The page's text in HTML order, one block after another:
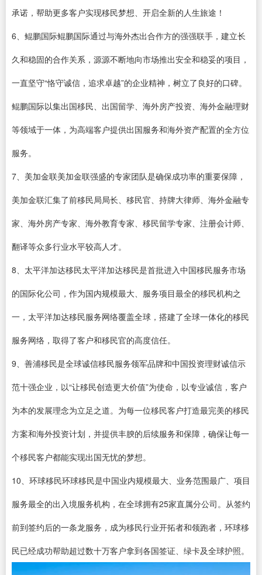
承诺，帮助更多客户实现移民梦想、开启全新的人生旅途！
6、鲲鹏国际鲲鹏国际通过与海外杰出合作方的强强联手，建立长
久和稳固的合作关系，源源不断地向市场推出安全和稳妥的项目，
一直坚守“恪守诚信，追求卓越”的企业精神，树立了良好的口碑。
鲲鹏国际以集出国移民、出国留学、海外房产投资、海外金融理财
等领域于一体，为高端客户提供出国服务和海外资产配置的全方位
服务。
7、美加金联美加金联强盛的专家团队是确保成功率的重要保障，
美加金联汇集了前移民局局长、移民官、持牌大律师、海外金融专
家、海外房产专家、海外教育专家、移民留学专家、注册会计师、
翻译等众多行业水平较高人才。
8、太平洋加达移民太平洋加达移民是首批进入中国移民服务市场
的国际化公司，作为国内规模最大、服务项目最全的移民机构之
一，太平洋加达移民服务网络覆盖全球，搭建了全球一体化的移民
服务网络，取得了客户和移民官的高度信任。
9、善浦移民是全球诚信移民服务领军品牌和中国投资理财诚信示
范十强企业，以“让移民创造更大价值”为使命，以专业诚信，客户
为本的发展理念为立足之道。为每一位移民客户打造最完美的移民
方案和海外投资计划，并提供丰腴的后续服务和保障，确保让每一
个移民客户都能实现出国无忧的梦想。
10、环球移民环球移民是中国业内规模最大、业务范围最广、项目
服务最全的出入境服务机构，在全球拥有25家直属分公司。从签约
前到签约后的一条龙服务，成为移民行业开拓者和领跑者，环球移
民已经成功帮助超过数十万客户拿到各国签证、绿卡及全球护照。